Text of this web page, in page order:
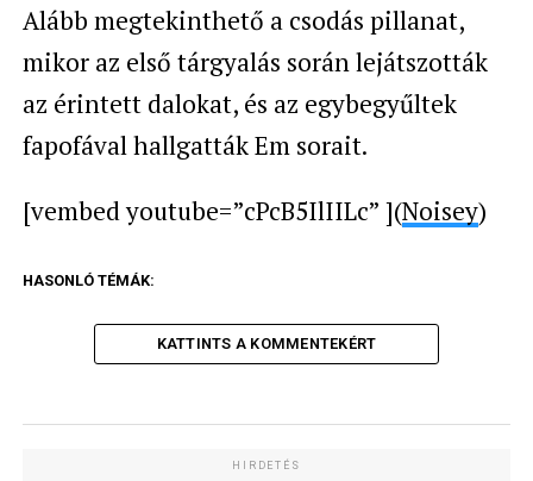
Alább megtekinthető a csodás pillanat,
mikor az első tárgyalás során lejátszották
az érintett dalokat, és az egybegyűltek
fapofával hallgatták Em sorait.
[vembed youtube=”cPcB5IlIILc” ](Noisey)
HASONLÓ TÉMÁK:
KATTINTS A KOMMENTEKÉRT
HIRDETÉS